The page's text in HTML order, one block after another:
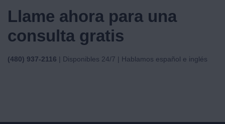
Llame ahora para una
consulta gratis
(480) 937-2116 | Disponibles 24/7 | Hablamos español e inglés